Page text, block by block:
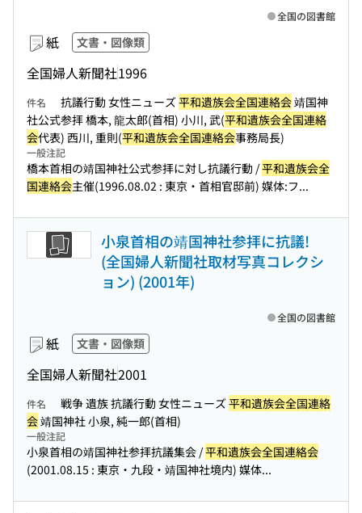
紙 文書・図像類
全国婦人新聞社1996
全国の図書館
件名 抗議行動 女性ニューズ平和遺族会全国連絡会靖国神
社公式参拝 橋本, 龍太郎(首相) 小川, 武(平和遺族会全国連絡
会代表) 西川, 重則(平和遺族会全国連絡会事務局長)
一般注記
橋本首相の靖国神社公式参拝に対し抗議行動 /平和遺族会全
国連絡会主催(1996.08.02 : 東京・首相官邸前) 媒体:フ...
小泉首相の靖国神社参拝に抗議!
(全国婦人新聞社取材写真コレクシ
ョン) (2001年)
紙 文書・図像類
全国婦人新聞社2001
全国の図書館
件名 戦争 遺族 抗議行動 女性ニューズ平和遺族会全国連絡
会靖国神社 小泉, 純一郎(首相)
一般注記
小泉首相の靖国神社参拝抗議集会 /平和遺族会全国連絡会
(2001.08.15 : 東京・九段・靖国神社境内) 媒体...